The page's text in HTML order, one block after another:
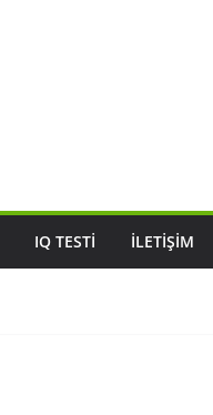
IQ TESTI İLETIŞIM